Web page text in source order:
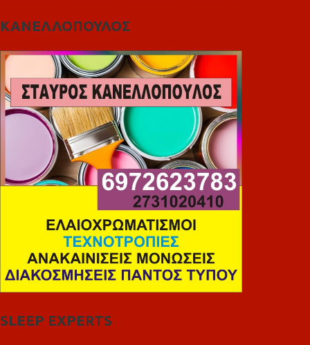
ΚΑΝΕΛΛΟΠΟΥΛΟΣ
SLEEP EXPERTS